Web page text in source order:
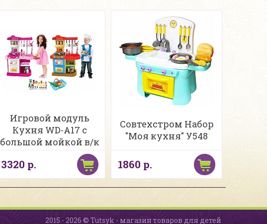
Игровой модуль
Кухня WD-A17 c
большой мойкой в/к
3320 р.
Совтехстром Набор
"Моя кухня" У548
1860 р.
2015 - 2026 © Tutsyk - магазин товаров для детей